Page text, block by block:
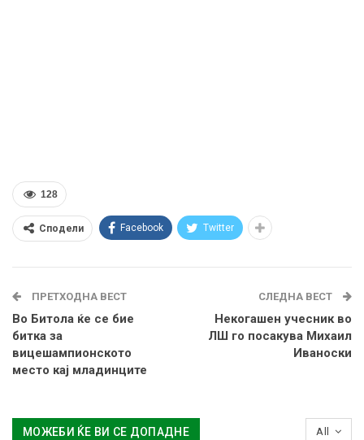
128
Сподели Facebook Twitter
ПРЕТХОДНА ВЕСТ
Во Битола ќе се бие
битка за
вицешампионското
место кај младинците
СЛЕДНА ВЕСТ
Некогашен учесник во
ЛШ го посакува Михаил
Иваноски
All
МОЖЕБИ ЌЕ ВИ СЕ ДОПАДНЕ